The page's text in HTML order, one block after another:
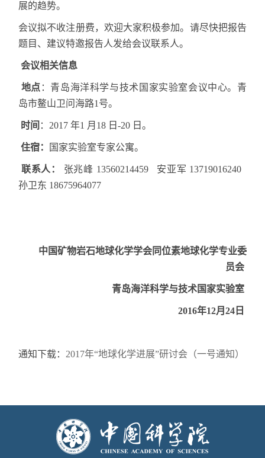
展的趋势。
会议拟不收注册费，欢迎大家积极参加。请尽快把报告
题目、建议特邀报告人发给会议联系人。
会议相关信息
地点 ： 青岛海洋科学与技术国家实验室会议中心。青
岛市鳌山卫问海路1 号。
时间 ： 2017 年1 月 18 日 -20 日。
住宿： 国家实验室专家公寓。
联系人： 张兆峰 13560214459 安亚军 13719016240
孙卫东 18675964077
中国矿物岩石地球化学学会同位素地球化学专业委
员会
青岛海洋科学与技术国家实验室
2016年12月 24 日
通知下载： 2017年“地球化学进展”研讨会（一号通知）